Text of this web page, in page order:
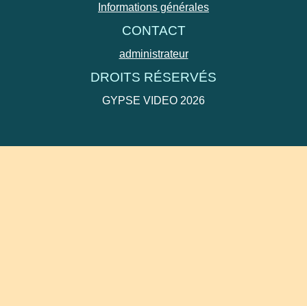
Informations générales
CONTACT
administrateur
DROITS RÉSERVÉS
GYPSE VIDEO 2026